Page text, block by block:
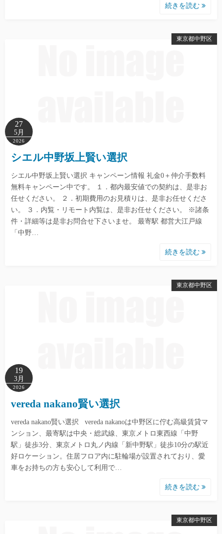
続きを読む
東京都中野区
27
5月
2026
シエル中野坂上賢い選択
シエル中野坂上賢い選択 キャンペーン情報 礼金0＋仲介手数料
無料キャンペーン中です。 １．都内最安値での契約は、是非お
任せください。 ２．初期費用のお見積りは、是非お任せくださ
い。 ３．内覧・リモート内覧は、是非お任せください。 ※諸条
件・詳細等は是非お問合せ下さいませ。 最寄駅 都営大江戸線
「中野…
続きを読む
東京都中野区
19
3月
2026
vereda nakano賢い選択
vereda nakano賢い選択 vereda nakanoは中野区に佇む高級賃貸マ
ンション、最寄駅は中央・総武線、東京メトロ東西線「中野
駅」徒歩3分、東京メトロ丸ノ内線「新中野駅」徒歩10分の駅近
好ロケーション。住居フロア内に駐輪場が設置されており、愛
車をお持ちの方も安心して利用で…
続きを読む
東京都中野区